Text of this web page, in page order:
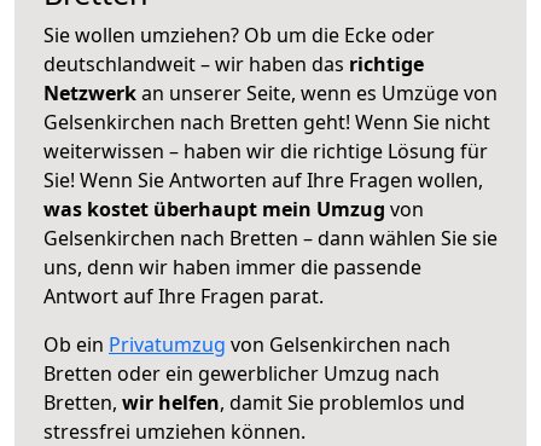
Sie wollen umziehen? Ob um die Ecke oder
deutschlandweit – wir haben das richtige
Netzwerkan unserer Seite, wenn es Umzüge von
Gelsenkirchen nach Bretten geht! Wenn Sie nicht
weiterwissen – haben wir die richtige Lösung für
Sie! Wenn Sie Antworten auf Ihre Fragen wollen,
was kostet überhaupt mein Umzug von
Gelsenkirchen nach Bretten – dann wählen Sie sie
uns, denn wir haben immer die passende
Antwort auf Ihre Fragen parat.
Ob ein Privatumzug von Gelsenkirchen nach
Bretten oder ein gewerblicher Umzug nach
Bretten, wir helfen, damit Sie problemlos und
stressfrei umziehen können.